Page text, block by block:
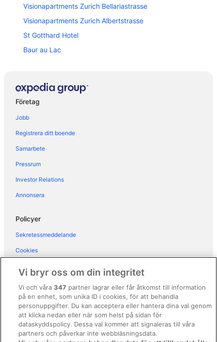
Visionapartments Zurich Bellariastrasse
Visionapartments Zurich Albertstrasse
St Gotthard Hotel
Baur au Lac
Novotel Zurich City West
Glockenhof Zürich
Seestrasse Apartments Drei Koenige
La Réserve Eden au Lac Zurich
Boutique Hotel Wellenberg
Acasa Suites Zurich Oerlikon
Small Luxury Hotel Ambassador Zürich
25hours Hotel Zurich Langstrasse
Central Plaza Hotel
Luxury Apartments by Livingdowntown
Swiss Star District 11
Företag
Jobb
Registrera ditt boende
Samarbete
Pressrum
Investor Relations
Annonsera
Policyer
Sekretessmeddelande
Cookies
Regler och villkor för Vrbo
Tillgänglighetsanpassning
Juridisk information/Kontakta oss
Vi bryr oss om din integritet
Vi och våra347 partner lagrar eller får åtkomst till information
på en enhet, som unika ID i cookies, för att behandla
personuppgifter. Du kan acceptera eller hantera dina val genom
att klicka nedan eller när som helst på sidan för
dataskyddspolicy. Dessa val kommer att signaleras till våra
partners och påverkar inte webbläsningsdata.